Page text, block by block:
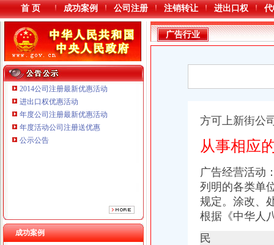
首 页 成功案例 公司注册 注销转让 进出口权
2014公司注册最新优惠活动
进出口权优惠活动
年度公司注册最新优惠活动
年度活动公司注册送优惠
公示公告
成功案例
广告行业
方可上新街公
从事相应
广告经营活动
列明的各类单
规定。涂改、
根据《中华人
民